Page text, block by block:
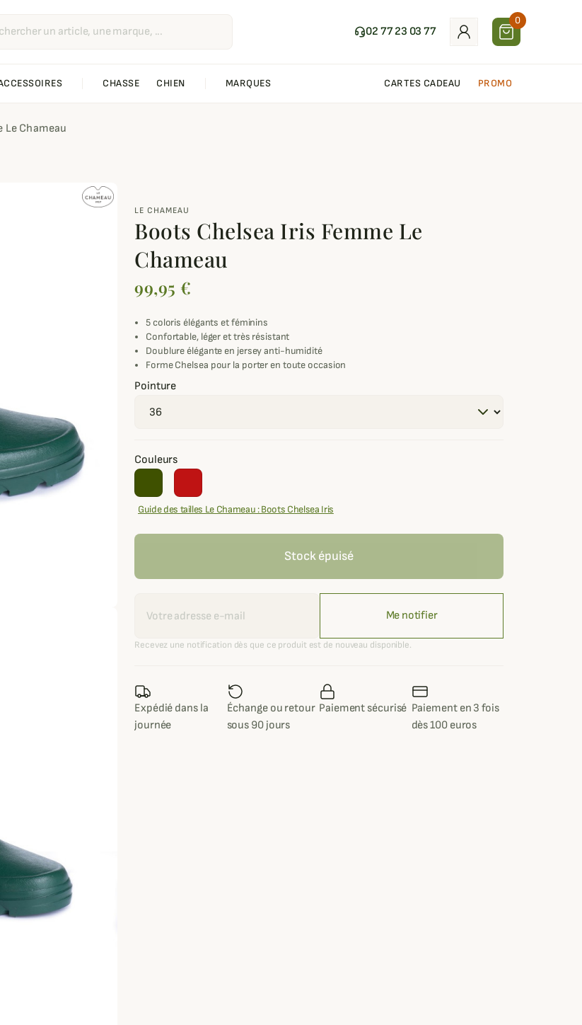
02 77 23 03 77
0
CHASSE CHIEN MARQUES CARTES CADEAU PROMO
Le Chameau
LE CHAMEAU
Boots Chelsea Iris Femme Le
Chameau
99,95 €
5 coloris élégants et féminins
Confortable, léger et très résistant
Doublure élégante en jersey anti-humidité
Forme Chelsea pour la porter en toute occasion
Pointure
Couleurs
Guide des tailles Le Chameau : Boots Chelsea Iris
Stock épuisé
Me notifier
Recevez une notification dès que ce produit est de nouveau disponible.
Expédié dans la
journée
Échange ou retour
sous 90 jours
Paiement sécurisé Paiement en 3 fois
dès 100 euros